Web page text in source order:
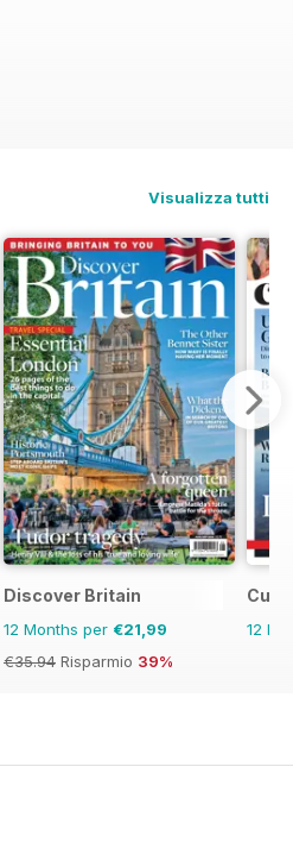
Visualizza tutti
Discover Britain
12 Months per €21,99
€35.94 Risparmio 39%
12